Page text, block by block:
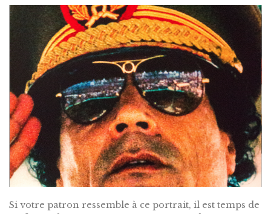
Si votre patron ressemble à ce portrait, il est temps de